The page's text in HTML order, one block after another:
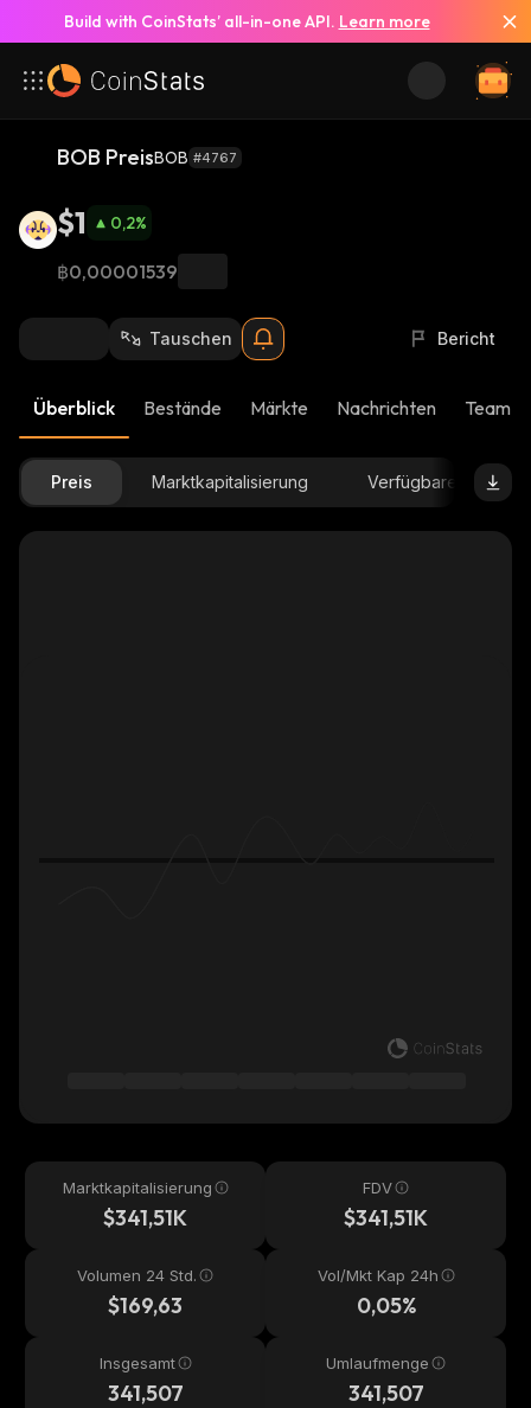
Build with CoinStats’ all-in-one API. Learn more
BOB PreisBOB #4767
$1 0,2%
฿0,00001539
Tauschen Bericht
Überblick Bestände Märkte Nachrichten Team-
Preis Marktkapitalisierung Verfügbare Menge
Marktkapitalisierung
$341,51K
FDV
$341,51K
Volumen 24 Std.
$169,63
Vol/Mkt Kap 24h
0,05%
Insgesamt
341,507
Umlaufmenge
341,507